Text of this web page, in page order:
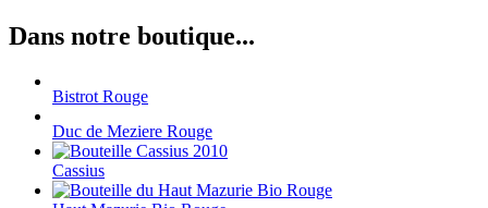
Dans notre boutique...
Bistrot Rouge
Duc de Meziere Rouge
Cassius